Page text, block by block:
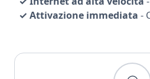
✓ Attivazione immediata -